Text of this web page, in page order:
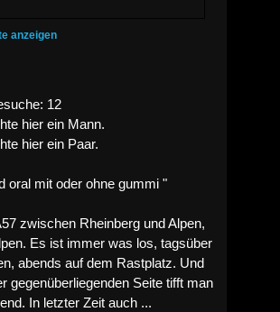
anzeigen
12
hier ein Mann.
hier ein Paar.
oral mit oder ohne gummi "
zwischen Rheinberg und Alpen,
Es ist immer was los, tagsüber
abends auf dem Rastplatz. Und
gegenüberliegenden Seite tifft man
In letzter Zeit auch ...